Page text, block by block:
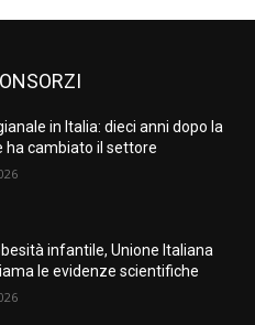
in Italia: dieci anni dopo la
ha cambiato il settore
infantile, Unione Italiana
le evidenze scientifiche